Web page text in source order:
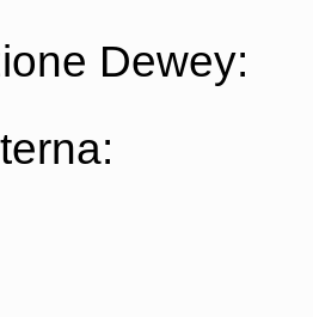
Dewey: